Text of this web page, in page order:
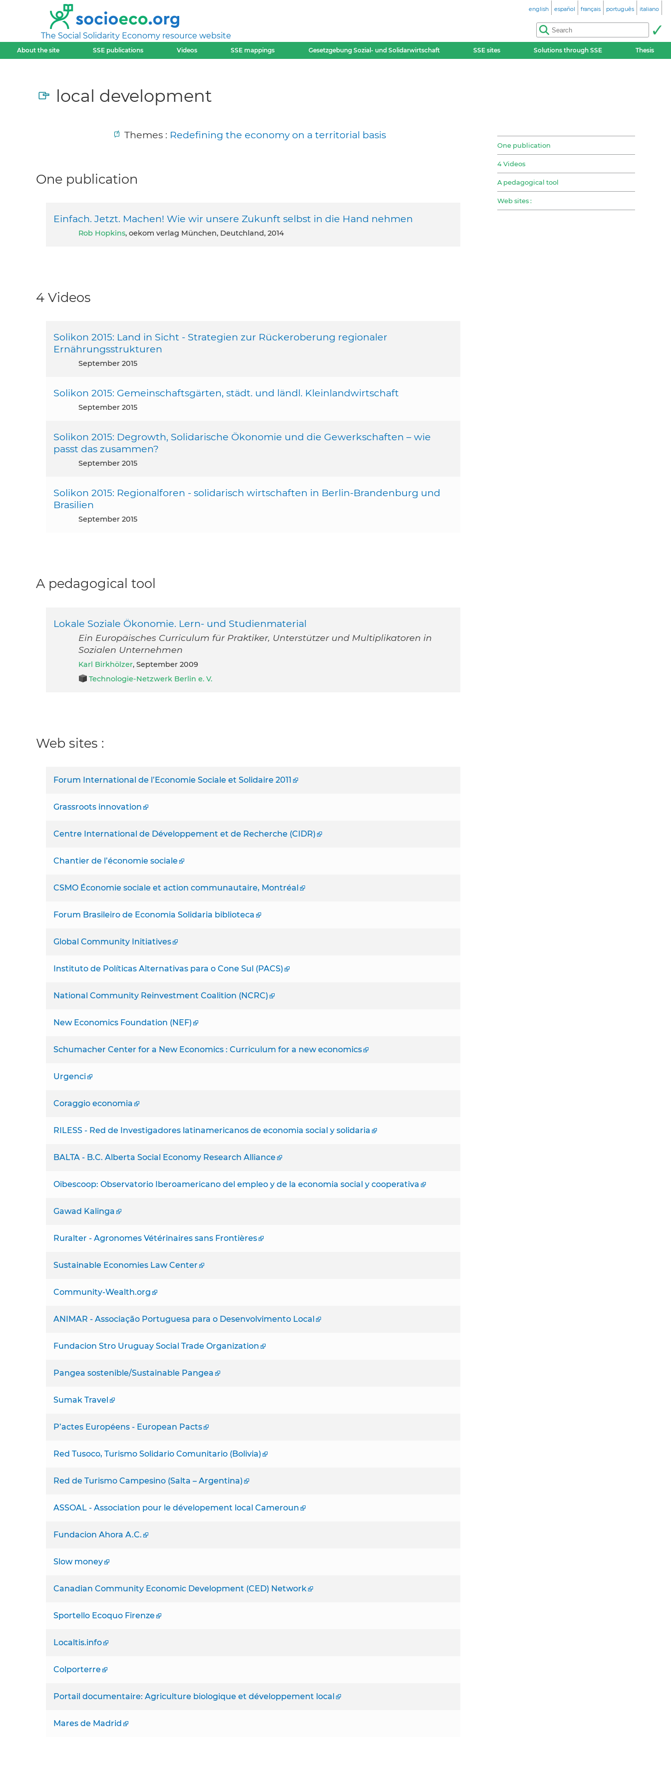
The Social Solidarity Economy resource website
english español français português italiano
About the site SSE publications Videos SSE mappings Gesetzgebung Sozial- und Solidarwirtschaft SSE sites Solutions through SSE Thesis
local development
Themes : Redefining the economy on a territorial basis
One publication
4 Videos
A pedagogical tool
Web sites :
One publication
Einfach. Jetzt. Machen! Wie wir unsere Zukunft selbst in die Hand nehmen
Rob Hopkins, oekom verlag München, Deutchland, 2014
4 Videos
Solikon 2015: Land in Sicht - Strategien zur Rückeroberung regionaler
Ernährungsstrukturen
September 2015
Solikon 2015: Gemeinschaftsgärten, städt. und ländl. Kleinlandwirtschaft
September 2015
Solikon 2015: Degrowth, Solidarische Ökonomie und die Gewerkschaften – wie
passt das zusammen?
September 2015
Solikon 2015: Regionalforen - solidarisch wirtschaften in Berlin-Brandenburg und
Brasilien
September 2015
A pedagogical tool
Lokale Soziale Ökonomie. Lern- und Studienmaterial
Ein Europäisches Curriculum für Praktiker, Unterstützer und Multiplikatoren in
Sozialen Unternehmen
Karl Birkhölzer, September 2009
Technologie-Netzwerk Berlin e. V.
Web sites :
Forum International de l’Economie Sociale et Solidaire 2011
Grassroots innovation
Centre International de Développement et de Recherche (CIDR)
Chantier de l’économie sociale
CSMO Économie sociale et action communautaire, Montréal
Forum Brasileiro de Economia Solidaria biblioteca
Global Community Initiatives
Instituto de Políticas Alternativas para o Cone Sul (PACS)
National Community Reinvestment Coalition (NCRC)
New Economics Foundation (NEF)
Schumacher Center for a New Economics : Curriculum for a new economics
Urgenci
Coraggio economia
RILESS - Red de Investigadores latinamericanos de economia social y solidaria
BALTA - B.C. Alberta Social Economy Research Alliance
Oibescoop: Observatorio Iberoamericano del empleo y de la economia social y cooperativa
Gawad Kalinga
Ruralter - Agronomes Vétérinaires sans Frontières
Sustainable Economies Law Center
Community-Wealth.org
ANIMAR - Associação Portuguesa para o Desenvolvimento Local
Fundacion Stro Uruguay Social Trade Organization
Pangea sostenible/Sustainable Pangea
Sumak Travel
P’actes Européens - European Pacts
Red Tusoco, Turismo Solidario Comunitario (Bolivia)
Red de Turismo Campesino (Salta – Argentina)
ASSOAL - Association pour le dévelopement local Cameroun
Fundacion Ahora A.C.
Slow money
Canadian Community Economic Development (CED) Network
Sportello Ecoquo Firenze
Localtis.info
Colporterre
Portail documentaire: Agriculture biologique et développement local
Mares de Madrid